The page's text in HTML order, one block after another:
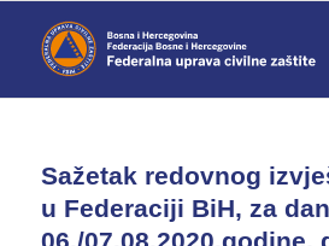
Sažetak redovnog
u Federaciji BiH, za